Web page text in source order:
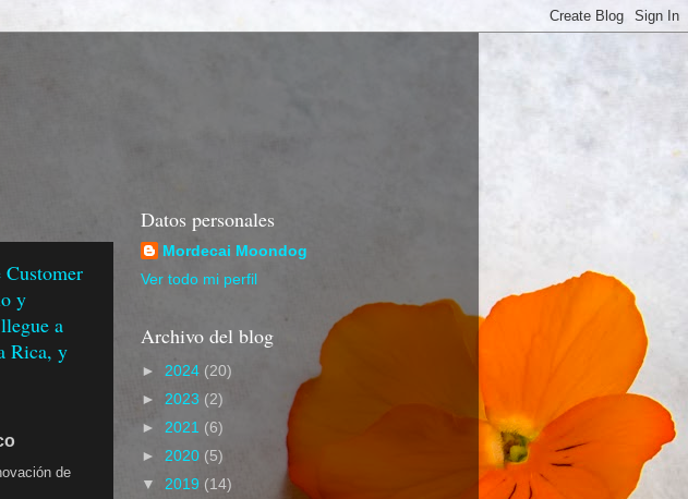
y
a
Rica, y
de
Datos personales
Mordecai Moondog
Ver todo mi perfil
Archivo del blog
► 2024 (20)
► 2023 (2)
► 2021 (6)
► 2020 (5)
▼ 2019 (14)